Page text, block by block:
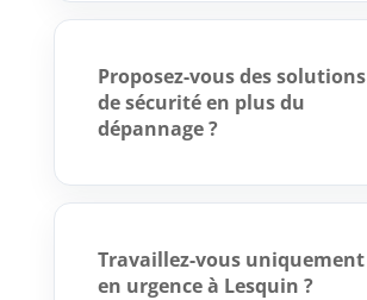
Proposez-vous des solutions
de sécurité en plus du
dépannage ?
Travaillez-vous uniquement
en urgence à Lesquin ?